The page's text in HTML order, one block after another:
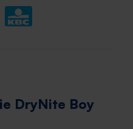
DryNite Boy